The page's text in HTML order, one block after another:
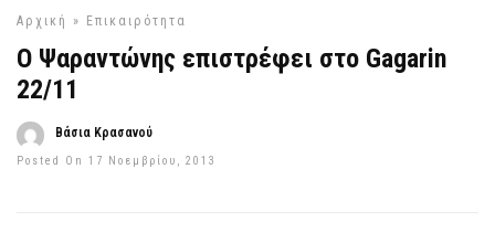
Αρχική » Επικαιρότητα
O Ψαραντώνης επιστρέφει στο Gagarin
22/11
Βάσια Κρασανού
Posted On 17 Νοεμβρίου, 2013